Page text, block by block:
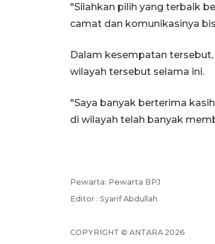
"Silahkan pilih yang terbaik
camat dan komunikasinya
Dalam kesempatan
wilayah tersebut selama ini.
"Saya banyak berterima
di wilayah telah banyak
Pewarta: Pewarta BPJ
Editor : Syarif Abdullah
COPYRIGHT © ANTARA 2026